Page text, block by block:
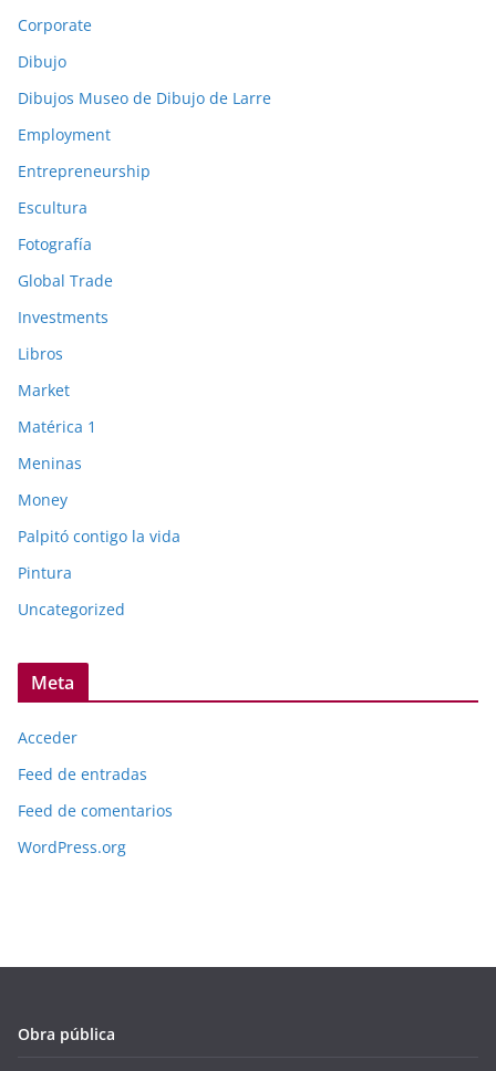
Corporate
Dibujo
Dibujos Museo de Dibujo de Larre
Employment
Entrepreneurship
Escultura
Fotografía
Global Trade
Investments
Libros
Market
Matérica 1
Meninas
Money
Palpitó contigo la vida
Pintura
Uncategorized
Meta
Acceder
Feed de entradas
Feed de comentarios
WordPress.org
Obra pública